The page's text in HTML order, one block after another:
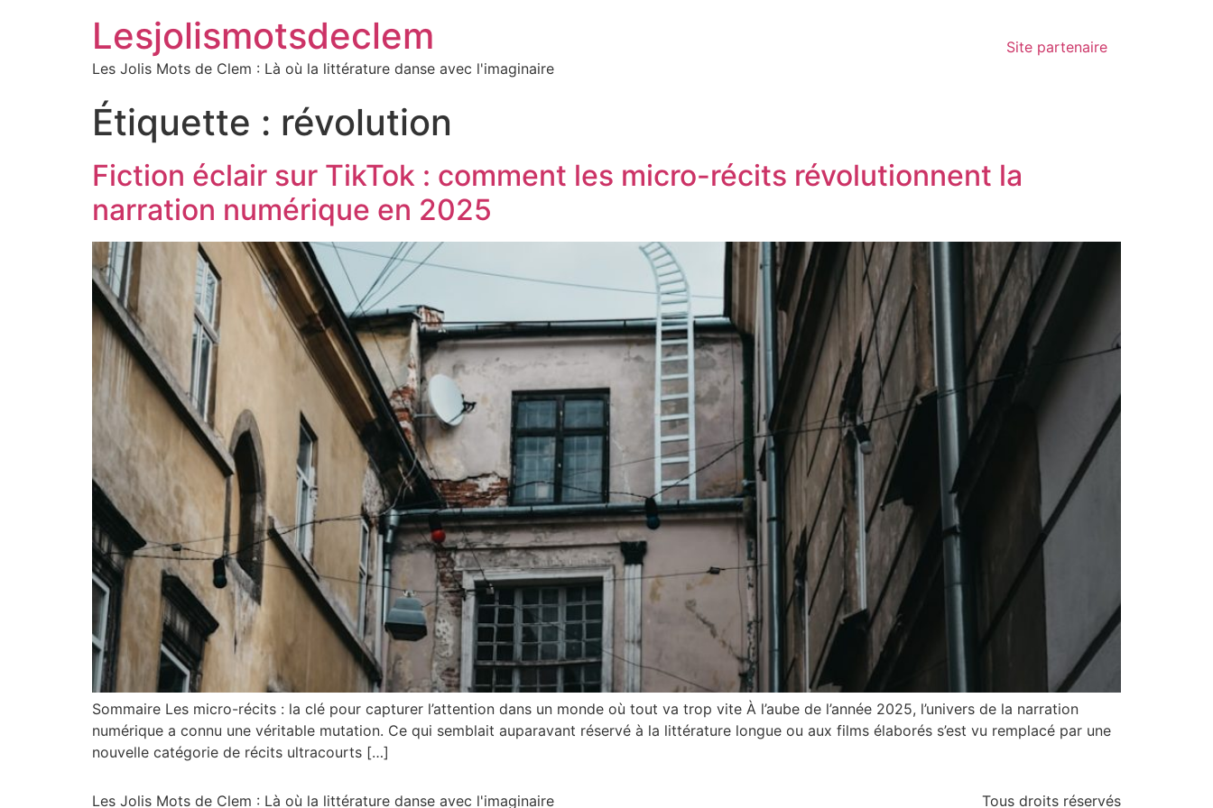
Lesjolismotsdeclem
Les Jolis Mots de Clem : Là où la littérature danse avec l'imaginaire
Site partenaire
Étiquette : révolution
Fiction éclair sur TikTok : comment les micro-récits révolutionnent la
narration numérique en 2025
Sommaire Les micro-récits : la clé pour capturer l’attention dans un monde où tout va trop vite À l’aube de l’année 2025, l’univers de la narration
numérique a connu une véritable mutation. Ce qui semblait auparavant réservé à la littérature longue ou aux films élaborés s’est vu remplacé par une
nouvelle catégorie de récits ultracourts […]
Les Jolis Mots de Clem : Là où la littérature danse avec l'imaginaire Tous droits réservés